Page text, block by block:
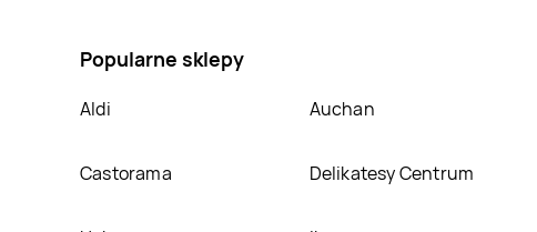
Popularne sklepy
Aldi Auchan
Castorama Delikatesy Centrum